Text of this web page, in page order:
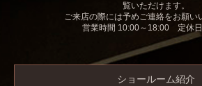
覧いただけます。
ご来店の際には予めご連絡をお願い
営業時間 10:00～18:00 定休日
ショールーム紹介